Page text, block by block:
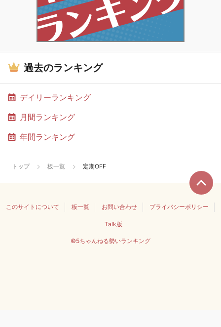
過去のランキング
デイリーランキング
月間ランキング
年間ランキング
トップ 板一覧 定期OFF
このサイトについて 板一覧 お問い合わせ プライバシーポリシー
Talk版
©5ちゃんねる勢いランキング